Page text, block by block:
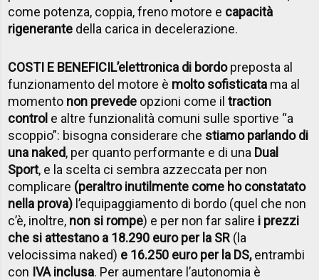
come potenza, coppia, freno motore e capacità
rigenerante della carica in decelerazione.
COSTI E BENEFICIL’elettronica di bordopreposta al
funzionamento del motore è molto sofisticata ma al
momento non prevede opzioni come iltraction
control e altre funzionalità comuni sulle sportive “a
scoppio”: bisogna considerare che stiamo parlando di
una naked, per quanto performante e di una Dual
Sport, e la scelta ci sembra azzeccata per non
complicare (peraltro inutilmente come ho constatato
nella prova) l’equipaggiamento di bordo (quel che non
c’è, inoltre, non si rompe) e per non far salire i prezzi
che si attestano a 18.290 euro per la SR (la
velocissima naked) e 16.250 euro per la DS,entrambi
con IVA inclusa. Per aumentare l’autonomia è